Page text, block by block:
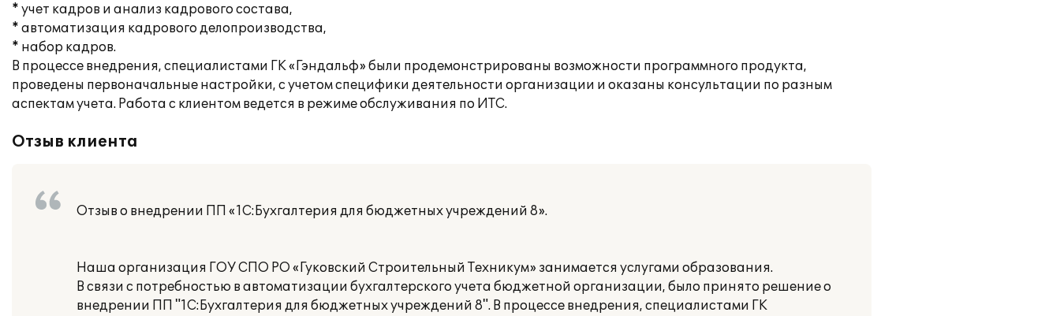
* учет кадров и анализ кадрового состава,
* автоматизация кадрового делопроизводства,
* набор кадров.
В процессе внедрения, специалистами ГК «Гэндальф» были продемонстрированы возможности программного продукта,
проведены первоначальные настройки, с учетом специфики деятельности организации и оказаны консультации по разным
аспектам учета. Работа с клиентом ведется в режиме обслуживания по ИТС.
Отзыв клиента
Отзыв о внедрении ПП «1С:Бухгалтерия для бюджетных учреждений 8».
Наша организация ГОУ СПО РО «Гуковский Строительный Техникум» занимается услугами образования.
В связи с потребностью в автоматизации бухгалтерского учета бюджетной организации, было принято решение о
внедрении ПП "1С:Бухгалтерия для бюджетных учреждений 8". В процессе внедрения, специалистами ГК